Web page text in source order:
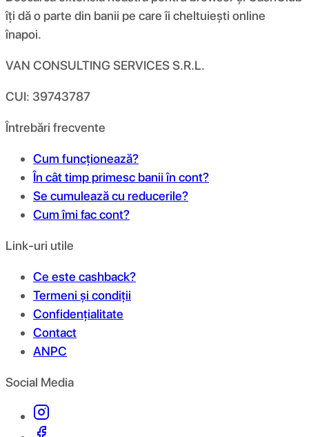
îți dă o parte din banii pe care îi cheltuiești online
înapoi.
VAN CONSULTING SERVICES S.R.L.
CUI: 39743787
Întrebări frecvente
Cum funcționează?
În cât timp primesc banii în cont?
Se cumulează cu reducerile?
Cum îmi fac cont?
Link-uri utile
Ce este cashback?
Termeni și condiții
Confidențialitate
Contact
ANPC
Social Media